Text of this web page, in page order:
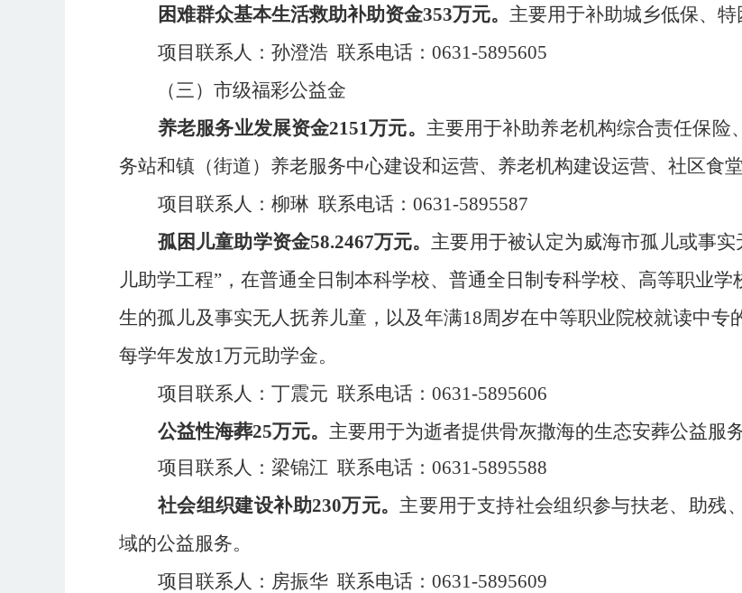
困难群众基本生活救助补助资金353万元。 主要用于补助城乡低保、
项目联系人：孙澄浩 联系电话： 0631-5895605
（三） 市级福彩公益金
养老服务业发展资金2151万元。 主要用于补助养老机构综合责任保险
务站和镇（街道）养老服务中心建设和运营、养老机构建设运营、 社区食堂
项目联系人： 柳琳 联系电话： 0631-5895587
孤困儿童助学资金58.2467万元。 主要用于被认定为威海市孤儿或事
儿助学工程” ，在普通全日制本科学校、普通全日制专科学校、高等职业
生的孤儿及事实无人抚养儿童，以及年满18周岁在中等职业院校就读中专
每学年发放1万元助学金。
项目联系人：丁震元 联系电话： 0631-5895606
公益性海葬25万元。 主要用于为逝者提供骨灰撒海的生态安葬公益服
项目联系人：梁锦江 联系电话： 0631-5895588
社会组织建设补助230万元。 主要用于支持社会组织参与扶老、助残
域的公益服务。
项目联系人：房振华 联系电话： 0631-5895609